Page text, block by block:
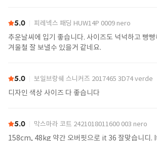
5.0 피레넥스 패딩 HUW14P 0009 nero
추운날씨에 입기 좋습니다. 사이즈도 넉넉하고 빵
겨울철 잘 보낼수 있을거 같네요.
5.0 보일브랑쉐 스니커즈 2017465 3D74 verde
디자인 색상 사이즈 다 좋습니다
5.0 막스마라 코트 2421018011600 003 nero
158cm, 48kg 약간 오버핏으로 it 36 잘맞습니디.